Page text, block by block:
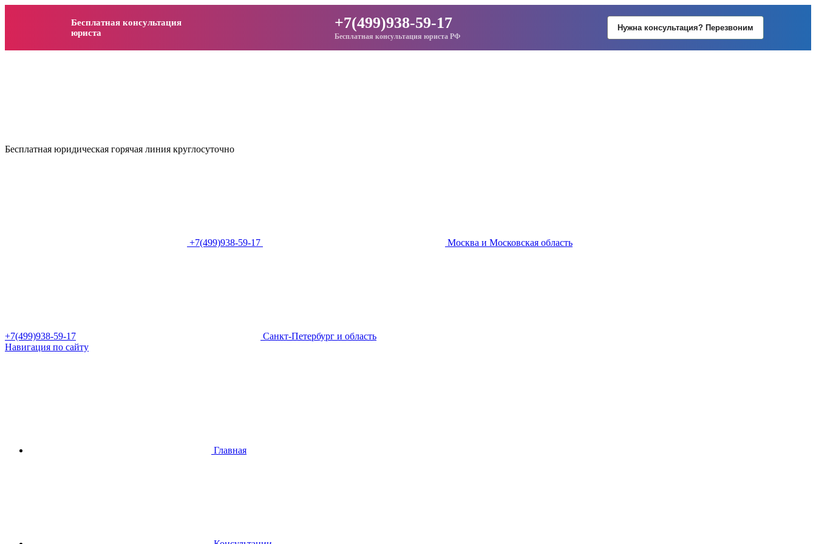
Бесплатная консультация
юриста
+7(499)938-59-17
Бесплатная консультация юриста РФ
Нужна консультация? Перезвоним
Бесплатная юридическая горячая линия круглосуточно
+7(499)938-59-17 Москва и Московская область
+7(499)938-59-17
Санкт-Петербург и область
Навигация по сайту
Главная